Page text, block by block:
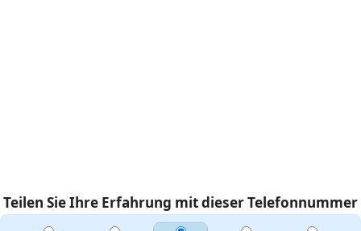
Teilen Sie Ihre Erfahrung mit dieser Telefonnummer